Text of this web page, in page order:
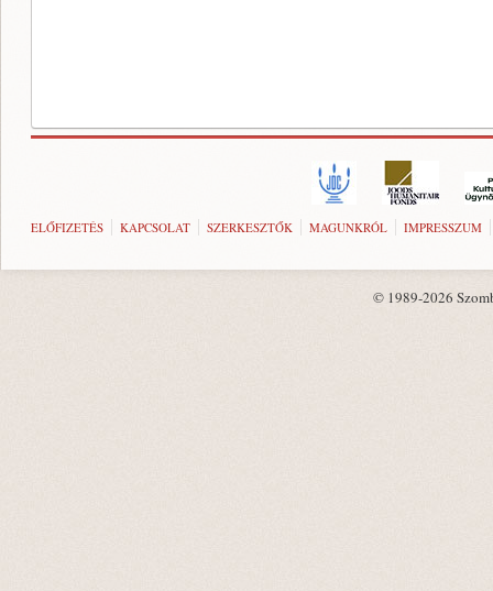
ELŐFIZETÉS KAPCSOLAT SZERKESZTŐK MAGUNKRÓL IMPRESSZUM
© 1989-2026